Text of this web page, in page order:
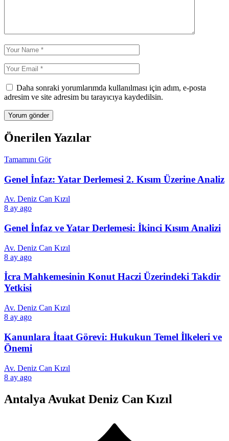
Daha sonraki yorumlarımda kullanılması için adım, e-posta
adresim ve site adresim bu tarayıcıya kaydedilsin.
Önerilen Yazılar
Tamamını Gör
Genel İnfaz: Yatar Derlemesi 2. Kısım Üzerine Analiz
Av. Deniz Can Kızıl
8 ay ago
Genel İnfaz ve Yatar Derlemesi: İkinci Kısım Analizi
Av. Deniz Can Kızıl
8 ay ago
İcra Mahkemesinin Konut Haczi Üzerindeki Takdir
Yetkisi
Av. Deniz Can Kızıl
8 ay ago
Kanunlara İtaat Görevi: Hukukun Temel İlkeleri ve
Önemi
Av. Deniz Can Kızıl
8 ay ago
Antalya Avukat Deniz Can Kızıl